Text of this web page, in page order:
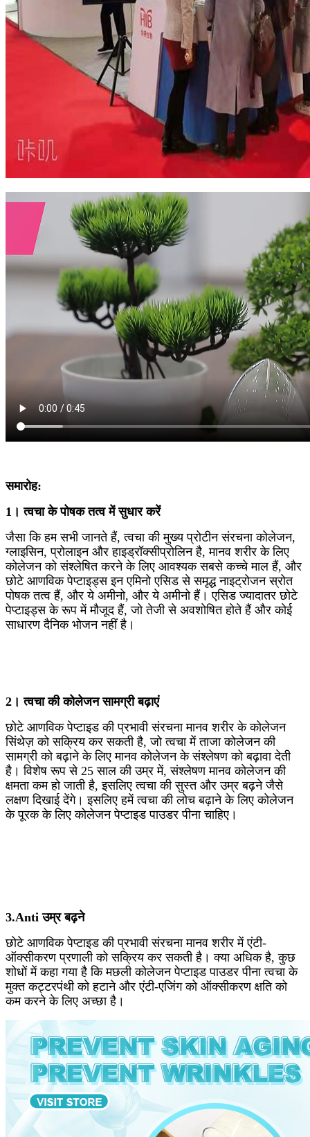
समारोह:
1। त्वचा के पोषक तत्व में सुधार करें
जैसा कि हम सभी जानते हैं, त्वचा की मुख्य प्रोटीन संरचना कोलेजन,
ग्लाइसिन, प्रोलाइन और हाइड्रॉक्सीप्रोलिन है, मानव शरीर के लिए
कोलेजन को संश्लेषित करने के लिए आवश्यक सबसे कच्चे माल हैं, और
छोटे आणविक पेप्टाइड्स इन एमिनो एसिड से समृद्ध नाइट्रोजन स्रोत
पोषक तत्व हैं, और ये अमीनो, और ये अमीनो हैं। एसिड ज्यादातर छोटे
पेप्टाइड्स के रूप में मौजूद हैं, जो तेजी से अवशोषित होते हैं और कोई
साधारण दैनिक भोजन नहीं है।
2। त्वचा की कोलेजन सामग्री बढ़ाएं
छोटे आणविक पेप्टाइड की प्रभावी संरचना मानव शरीर के कोलेजन
सिंथेज़ को सक्रिय कर सकती है, जो त्वचा में ताजा कोलेजन की
सामग्री को बढ़ाने के लिए मानव कोलेजन के संश्लेषण को बढ़ावा देती
है। विशेष रूप से 25 साल की उम्र में, संश्लेषण मानव कोलेजन की
क्षमता कम हो जाती है, इसलिए त्वचा की सुस्त और उम्र बढ़ने जैसे
लक्षण दिखाई देंगे। इसलिए हमें त्वचा की लोच बढ़ाने के लिए कोलेजन
के पूरक के लिए कोलेजन पेप्टाइड पाउडर पीना चाहिए।
3.Anti उम्र बढ़ने
छोटे आणविक पेप्टाइड की प्रभावी संरचना मानव शरीर में एंटी-
ऑक्सीकरण प्रणाली को सक्रिय कर सकती है। क्या अधिक है, कुछ
शोधों में कहा गया है कि मछली कोलेजन पेप्टाइड पाउडर पीना त्वचा के
मुक्त कट्टरपंथी को हटाने और एंटी-एजिंग को ऑक्सीकरण क्षति को
कम करने के लिए अच्छा है।